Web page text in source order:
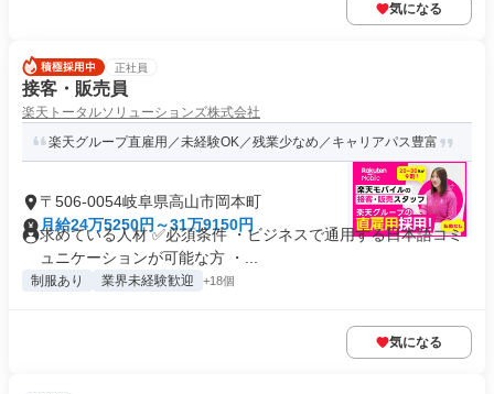
気になる
正社員
接客・販売員
楽天トータルソリューションズ株式会社
楽天グループ直雇用／未経験OK／残業少なめ／キャリアパス豊富
〒506-0054岐阜県高山市岡本町
月給24万5250円～31万9150円
求めている人材 ✅必須条件 ・ビジネスで通用する日本語コミ
ュニケーションが可能な方 ・...
制服あり 業界未経験歓迎 +18個
気になる